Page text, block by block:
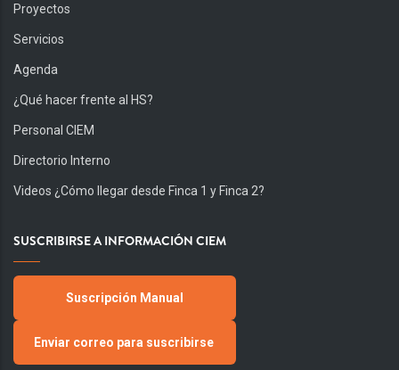
Proyectos
Servicios
Agenda
¿Qué hacer frente al HS?
Personal CIEM
Directorio Interno
Videos ¿Cómo llegar desde Finca 1 y Finca 2?
SUSCRIBIRSE A INFORMACIÓN CIEM
Suscripción Manual
Enviar correo para suscribirse